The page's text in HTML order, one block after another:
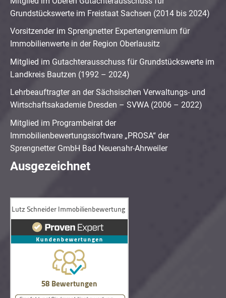
Grundstückswerte im Freistaat Sachsen (2014 bis 2024)
Vorsitzender im Sprengnetter Expertengremium für
Immobilienwerte in der Region Oberlausitz
Mitglied im Gutachterausschuss für Grundstückswerte im
Landkreis Bautzen (1992 – 2024)
Lehrbeauftragter an der Sächsischen Verwaltungs- und
Wirtschaftsakademie Dresden – SVWA (2006 – 2022)
Mitglied im Programbeirat der
Immobilienbewertungssoftware „PROSA“ der
Sprengnetter GmbH Bad Neuenahr-Ahrweiler
Ausgezeichnet